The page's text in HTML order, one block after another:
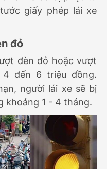
giấy phép lái xe
đỏ
đèn đỏ hoặc vượt
đến 6 triệu đồng.
người lái xe sẽ bị
khoảng 1 - 4 tháng.